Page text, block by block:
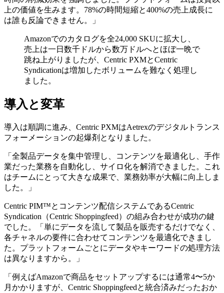
上の価値を生みます。78%の時間短縮と400%の売上成長に
は誰も反論できません。」
Amazonでのカタログを全24,000 SKUに拡大し、
売上は一日数千ドルから数万ドルへとほぼ一晩で
跳ね上がりましたが、Centric PXMとCentric
Syndicationは増加したボリュームを難なく処理し
ました。
導入と変革
導入は順調に進み、Centric PXMはAetrexのデジタルトランス
フォーメーションの起爆剤となりました。
「全製品データを集中管理し、コンテンツを最適化し、手作
業だった業務を自動化し、サイロ化を解消できました。これ
はチームにとって大きな成果で、業務効率が大幅に向上しま
した。」
Centric PIM™とコンテンツ配信システムであるCentric
Syndication（Centric Shoppingfeed）の組み合わせが成功の鍵
でした。「単にデータを流して製品を販売するだけでなく、
各チャネルの要件に合わせてコンテンツを最適化できまし
た。プラットフォームごとにデータやキーワードの処理方法
は異なりますから。」
「例えばAmazonで商品をセットアップするには通常4〜5か
月かかりますが、Centric Shoppingfeedと統合済みだったおか